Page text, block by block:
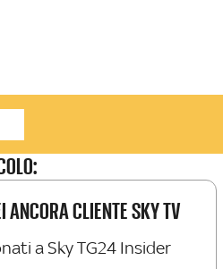
ANCORA CLIENTE SKY TV
a Sky TG24 Insider